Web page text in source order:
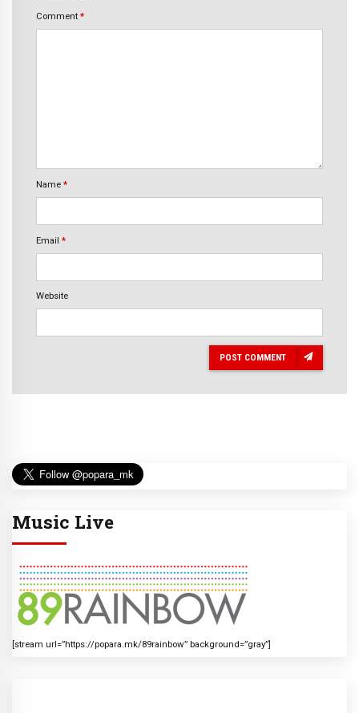
Comment *
Name *
Email *
Website
POST COMMENT
Music Live
[stream url=”https://popara.mk/89rainbow” background=”gray”]